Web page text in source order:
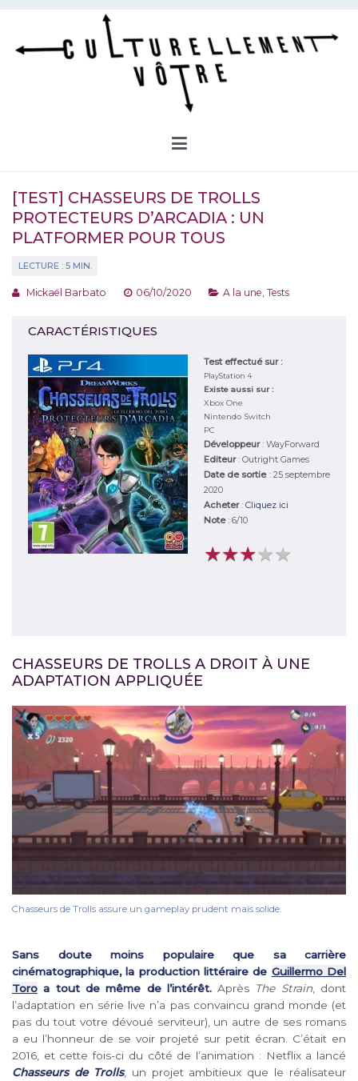
Aller
contenu
[TEST] CHASSEURS DE TROLLS
PROTECTEURS D’ARCADIA : UN
PLATFORMER POUR TOUS
Mickaël Barbato 06/10/2020 A la une ,Tests
CARACTÉRISTIQUES
Test effectué sur :
PlayStation 4
Existe aussi sur :
Xbox One
Nintendo Switch
PC
Développeur: WayForward
Editeur: Outright Games
Date de sortie : 25 septembre
2020
Acheter: Cliquez ici
Note: 6/10
★★★★★
★★★★★
CHASSEURS DE TROLLS A DROIT À UNE
ADAPTATION APPLIQUÉE
Chasseurs de Trolls assure un gameplay prudent mais solide.
Sans doute moins populaire que sa carrière
cinématographique, la production littéraire de Guillermo Del
Toro a tout de même de l’intérêt.Après The Strain, dont
l’adaptation en série live n’a pas convaincu grand monde (et
pas du tout votre dévoué serviteur), un autre de ses romans
a eu l’honneur de se voir projeté sur petit écran. C’était en
2016, et cette fois-ci du côté de l’animation : Netflix a lancé
Chasseurs de Trolls, un projet ambitieux que le réalisateur